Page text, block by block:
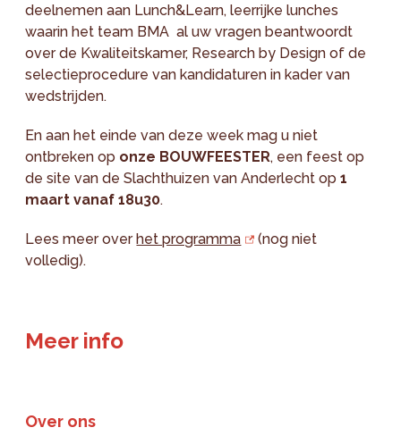
deelnemen aan Lunch&Learn, leerrijke lunches
waarin het team BMA al uw vragen beantwoordt
over de Kwaliteitskamer, Research by Design of de
selectieprocedure van kandidaturen in kader van
wedstrijden.
En aan het einde van deze week mag u niet
ontbreken op onze BOUWFEESTER, een feest op
de site van de Slachthuizen van Anderlecht op1
maart vanaf 18u30.
Lees meer overhet programma
(nog niet
volledig).
Meer info
Over ons